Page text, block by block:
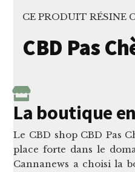
CE PRODUIT RÉSINE
CBD Pas
La boutique
Le CBD shop CBD Pas
place forte dans le
Cannanews a choisi la